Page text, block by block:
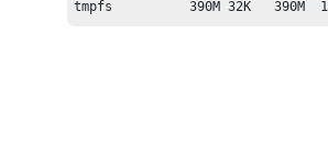
tmpfs          390M 32K   390M